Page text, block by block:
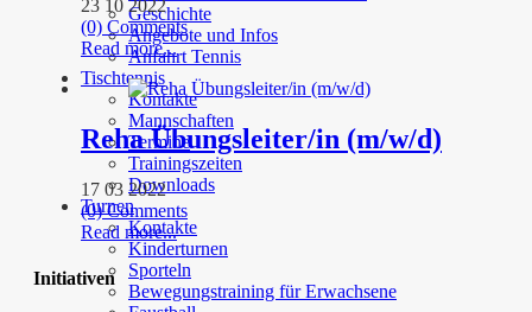
Geschichte
Angebote und Infos
Anfahrt Tennis
Tischtennis
Kontakte
Mannschaften
Termine
Trainingszeiten
Downloads
Turnen
Kontakte
Kinderturnen
Sporteln
Bewegungstraining für Erwachsene
23 10 2022
(0) Comments
Read more...
Reha Übungsleiter/in (m/w/d)
17 03 2022
(0) Comments
Read more...
Initiativen